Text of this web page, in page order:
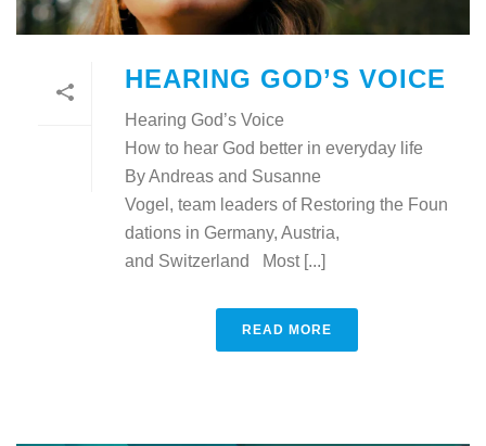
HEARING GOD’S VOICE
Hearing God’s Voice
How to hear God better in everyday life
By Andreas and Susanne
Vogel, team leaders of Restoring the Foun
dations in Germany, Austria,
and Switzerland Most [...]
READ MORE